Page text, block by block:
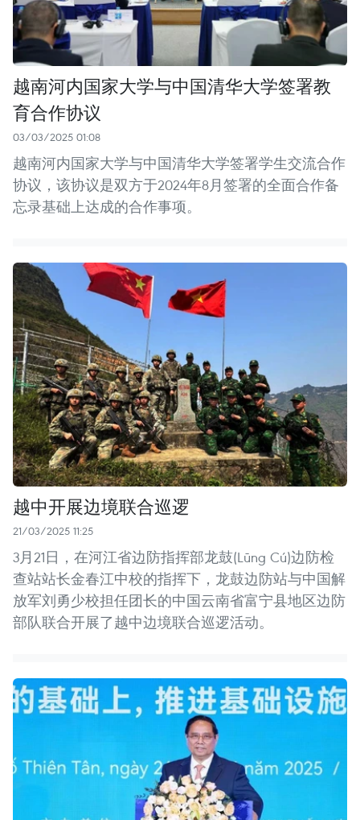
越南河内国家大学与中国清华大学签署教
育合作协议
03/03/2025 01:08
越南河内国家大学与中国清华大学签署学生交流合作
协议，该协议是双方于2024年8月签署的全面合作备
忘录基础上达成的合作事项。
越中开展边境联合巡逻
21/03/2025 11:25
3月21日，在河江省边防指挥部龙鼓(Lũng Cú)边防检
查站站长金春江中校的指挥下，龙鼓边防站与中国解
放军刘勇少校担任团长的中国云南省富宁县地区边防
部队联合开展了越中边境联合巡逻活动。